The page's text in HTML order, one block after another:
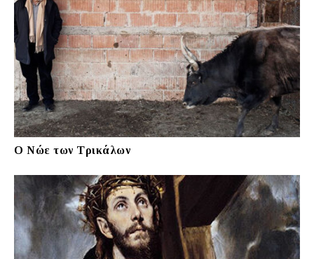
Ο Νώε των Τρικάλων